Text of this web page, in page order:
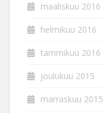
maaliskuu 2016
helmikuu 2016
tammikuu 2016
joulukuu 2015
marraskuu 2015